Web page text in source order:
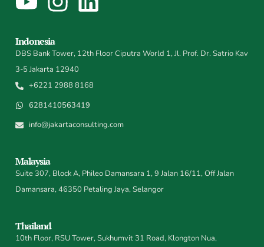
Indonesia
DBS Bank Tower, 12th Floor Ciputra World 1, Jl. Prof. Dr. Satrio Kav
3-5 Jakarta 12940
+6221 2988 8168
6281410563419
info@jakartaconsulting.com
Malaysia
Suite 307, Block A, Phileo Damansara 1, 9 Jalan 16/11, Off Jalan
Damansara, 46350 Petaling Jaya, Selangor
Thailand
10th Floor, RSU Tower, Sukhumvit 31 Road, Klongton Nua,